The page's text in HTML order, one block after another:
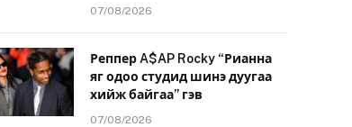
07/08/2026
Реппер A$AP Rocky “Рианна
яг одоо студид шинэ дуугаа
хийж байгаа” гэв
07/08/2026